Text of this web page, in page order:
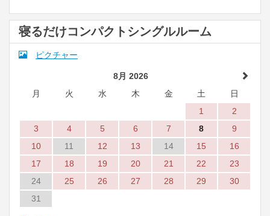
寝るだけコンパクトシングルルーム
ピクチャー
8月 2026
月
火 水 木 金 土
日
1
2
3
4 5 6 7 8
9
10
11 12 13 14 15
16
17
18 19 20 21 22
23
24
25 26 27 28 29
30
31